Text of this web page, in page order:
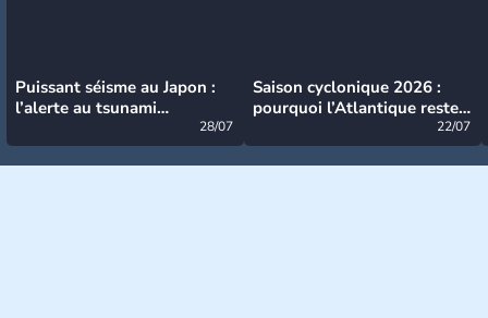
Puissant séisme au Japon :
l’alerte au tsunami
28/07
Saison cyclonique 2026 :
pourquoi l’Atlantique reste
22/07